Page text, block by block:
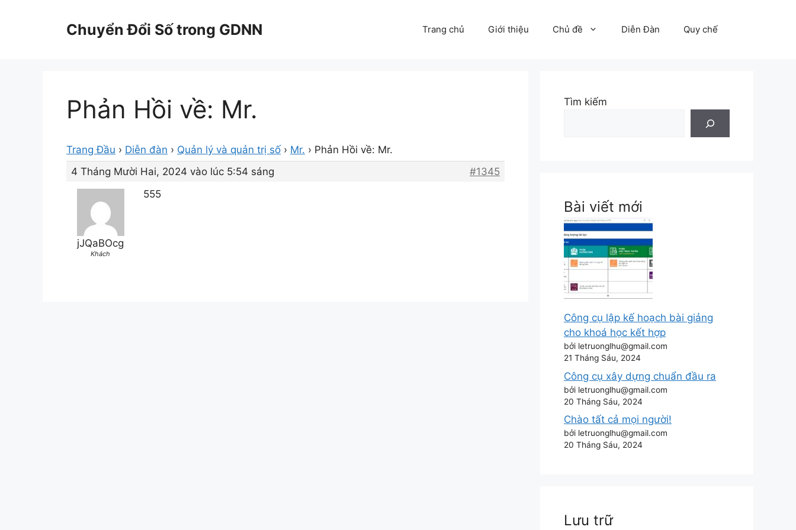
Chuyển Đổi Số trong GDNN Trang chủ Giới thiệu Chủ đề Diễn Đàn Quy chế
Phản Hồi về: Mr.
Trang Đầu › Diễn đàn › Quản lý và quản trị số › Mr. › Phản Hồi về: Mr.
4 Tháng Mười Hai, 2024 vào lúc 5:54 sáng
#1345
jJQaBOcg
Khách
555
Tìm kiếm
Bài viết mới
Công cụ lập kế hoạch bài giảng
cho khoá học kết hợp
bởi letruonglhu@gmail.com
21 Tháng Sáu, 2024
Công cụ xây dựng chuẩn đầu ra
bởi letruonglhu@gmail.com
20 Tháng Sáu, 2024
Chào tất cả mọi người!
bởi letruonglhu@gmail.com
20 Tháng Sáu, 2024
Lưu trữ